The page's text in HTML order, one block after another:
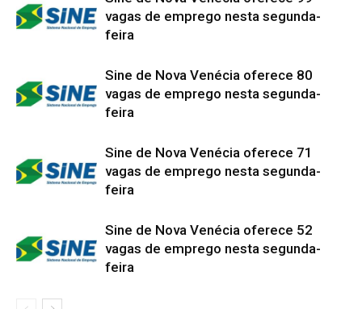
vagas de emprego nesta segunda-
feira
Sine de Nova Venécia oferece 80
vagas de emprego nesta segunda-
feira
Sine de Nova Venécia oferece 71
vagas de emprego nesta segunda-
feira
Sine de Nova Venécia oferece 52
vagas de emprego nesta segunda-
feira